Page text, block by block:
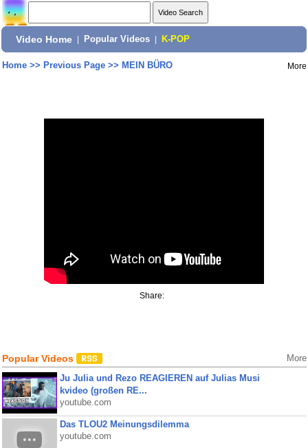
Video Home Popular Videos K-POP
Home>> Previous Page>> MEIN BÜRO More
Share:
Popular Videos More
Ju Julia und Rezo REAGIEREN auf Julias Musi
kvideo (großen RE...
youtube.com
Das TLOU2 Meinungsdilemma
youtube.com